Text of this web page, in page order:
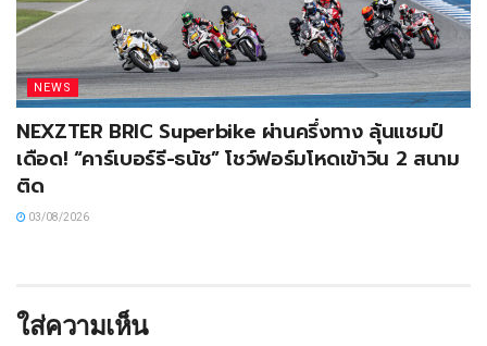
NEWS
NEXZTER BRIC Superbike ผ่านครึ่งทาง ลุ้นแชมป์
เดือด! “คาร์เบอร์รี-ธนัช” โชว์ฟอร์มโหดเข้าวิน 2 สนาม
ติด
03/08/2026
ใส่ความเห็น